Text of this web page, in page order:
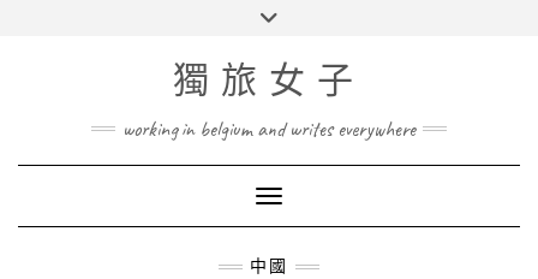
獨旅女子
working in belgium and writes everywhere
Toggle Navigation
中國